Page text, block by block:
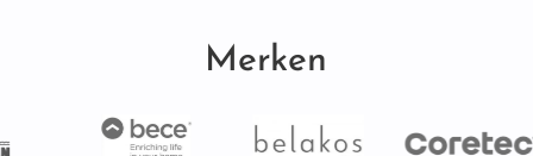
Merken